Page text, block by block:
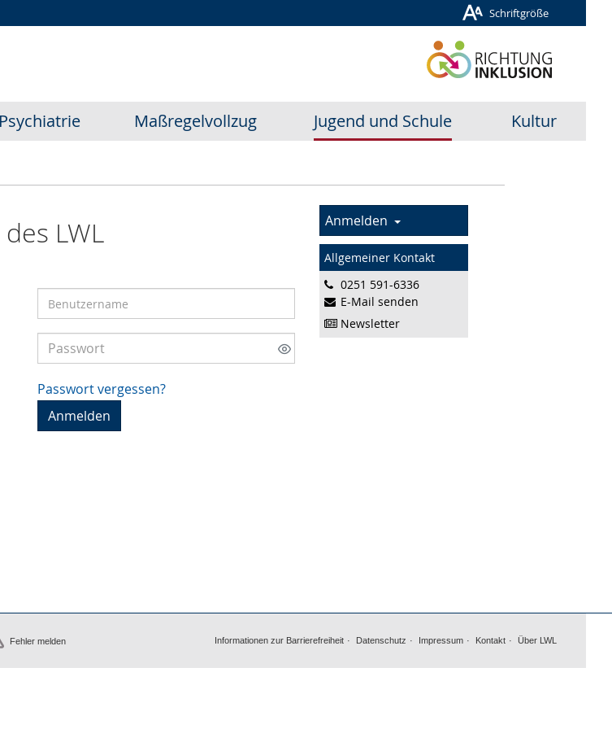
Schriftgröße
Psychiatrie Maßregelvollzug Jugend und Schule Kultur
LWL
Passwort vergessen?
Anmelden
Allgemeiner Kontakt
0251 591-6336
E-Mail senden
Newsletter
Fehler melden Informationen zur Barrierefreiheit Datenschutz Impressum Kontakt Über LWL